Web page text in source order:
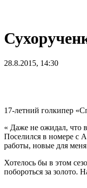
28.8.2015, 14:30
17-летний голкипер
« Даже не ожидал, что
Поселился в номере с
работы, новые для
Хотелось бы в этом
побороться за золото.